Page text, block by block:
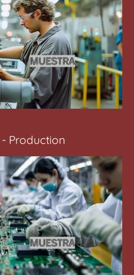
Production